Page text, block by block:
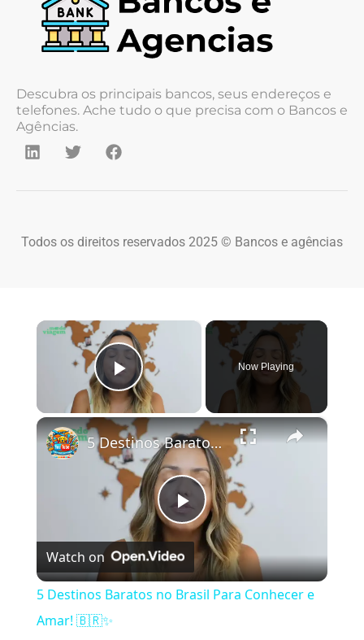
Descubra os principais bancos, seus endereços e
telefones. Ache tudo o que precisa com o Bancos e
Agências.
Todos os direitos reservados 2025 © Bancos e agências
×
Play Video
Now Playing
×
Play Video
5 Destinos Baratos no Brasil Para Conhecer e Amar! 🇧🇷✨
Watch on
5 Destinos Baratos no Brasil Para Conhecer e
Amar! 🇧🇷✨